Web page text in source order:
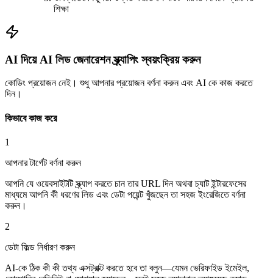
শিক্ষা
AI দিয়ে AI লিড জেনারেশন স্ক্র্যাপিং স্বয়ংক্রিয় করুন
কোডিং প্রয়োজন নেই। শুধু আপনার প্রয়োজন বর্ণনা করুন এবং AI কে কাজ করতে
দিন।
কিভাবে কাজ করে
1
আপনার টার্গেট বর্ণনা করুন
আপনি যে ওয়েবসাইটটি স্ক্র্যাপ করতে চান তার URL দিন অথবা চ্যাট ইন্টারফেসের
মাধ্যমে আপনি কী ধরণের লিড এবং ডেটা পয়েন্ট খুঁজছেন তা সহজ ইংরেজিতে বর্ণনা
করুন।
2
ডেটা ফিল্ড নির্ধারণ করুন
AI-কে ঠিক কী কী তথ্য এক্সট্রাক্ট করতে হবে তা বলুন—যেমন ভেরিফাইড ইমেইল,